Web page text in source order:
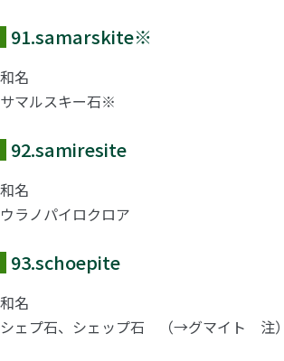
91.samarskite※
和名
サマルスキー石※
92.samiresite
和名
ウラノパイロクロア
93.schoepite
和名
シェプ石、シェップ石 （→グマイト 注）